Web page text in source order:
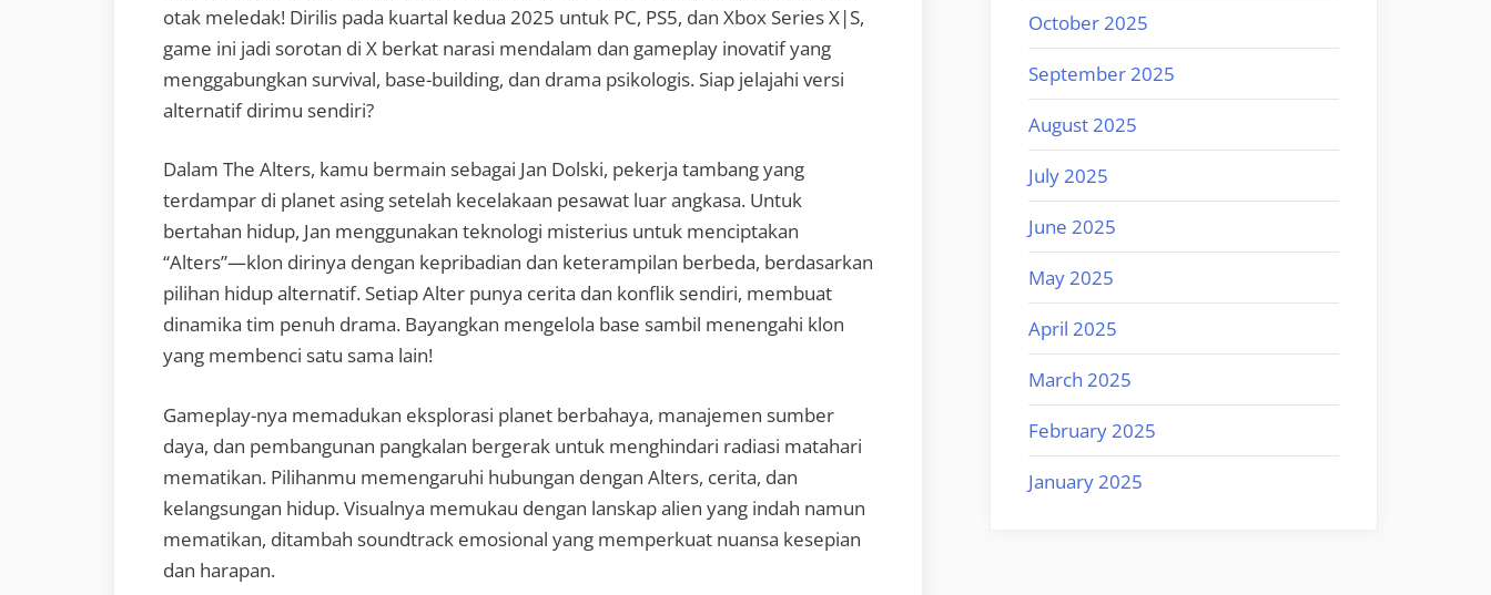
otak meledak! Dirilis pada kuartal kedua 2025 untuk PC, PS5, dan Xbox Series X|S,
game ini jadi sorotan di X berkat narasi mendalam dan gameplay inovatif yang
menggabungkan survival, base-building, dan drama psikologis. Siap jelajahi versi
alternatif dirimu sendiri?
Dalam The Alters, kamu bermain sebagai Jan Dolski, pekerja tambang yang
terdampar di planet asing setelah kecelakaan pesawat luar angkasa. Untuk
bertahan hidup, Jan menggunakan teknologi misterius untuk menciptakan
“Alters”—klon dirinya dengan kepribadian dan keterampilan berbeda, berdasarkan
pilihan hidup alternatif. Setiap Alter punya cerita dan konflik sendiri, membuat
dinamika tim penuh drama. Bayangkan mengelola base sambil menengahi klon
yang membenci satu sama lain!
Gameplay-nya memadukan eksplorasi planet berbahaya, manajemen sumber
daya, dan pembangunan pangkalan bergerak untuk menghindari radiasi matahari
mematikan. Pilihanmu memengaruhi hubungan dengan Alters, cerita, dan
kelangsungan hidup. Visualnya memukau dengan lanskap alien yang indah namun
mematikan, ditambah soundtrack emosional yang memperkuat nuansa kesepian
dan harapan.
October 2025
September 2025
August 2025
July 2025
June 2025
May 2025
April 2025
March 2025
February 2025
January 2025